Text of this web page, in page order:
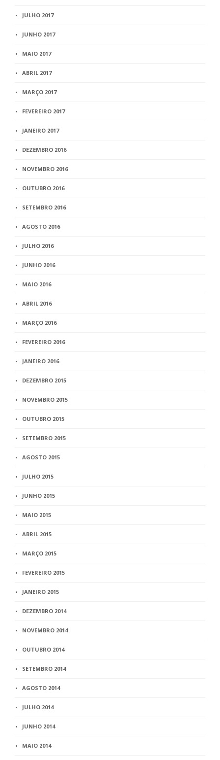
JULHO 2017
JUNHO 2017
MAIO 2017
ABRIL 2017
MARÇO 2017
FEVEREIRO 2017
JANEIRO 2017
DEZEMBRO 2016
NOVEMBRO 2016
OUTUBRO 2016
SETEMBRO 2016
AGOSTO 2016
JULHO 2016
JUNHO 2016
MAIO 2016
ABRIL 2016
MARÇO 2016
FEVEREIRO 2016
JANEIRO 2016
DEZEMBRO 2015
NOVEMBRO 2015
OUTUBRO 2015
SETEMBRO 2015
AGOSTO 2015
JULHO 2015
JUNHO 2015
MAIO 2015
ABRIL 2015
MARÇO 2015
FEVEREIRO 2015
JANEIRO 2015
DEZEMBRO 2014
NOVEMBRO 2014
OUTUBRO 2014
SETEMBRO 2014
AGOSTO 2014
JULHO 2014
JUNHO 2014
MAIO 2014